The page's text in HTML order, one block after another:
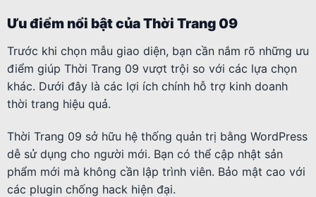
Ưu điểm nổi bật của Thời Trang 09
Trước khi chọn mẫu giao diện, bạn cần nắm rõ những ưu
điểm giúp Thời Trang 09 vượt trội so với các lựa chọn
khác. Dưới đây là các lợi ích chính hỗ trợ kinh doanh
thời trang hiệu quả.
Thời Trang 09 sở hữu hệ thống quản trị bằng WordPress
dễ sử dụng cho người mới. Bạn có thể cập nhật sản
phẩm mới mà không cần lập trình viên. Bảo mật cao với
các plugin chống hack hiện đại.